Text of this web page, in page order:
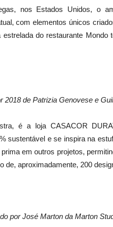
nos Estados Unidos, o
com elementos únicos
do restaurante
2018 de Patrizia Genovese e
é a loja CASACOR
sustentável e se inspira na
em outros projetos,
de, aproximadamente, 200
por José Marton da Marton